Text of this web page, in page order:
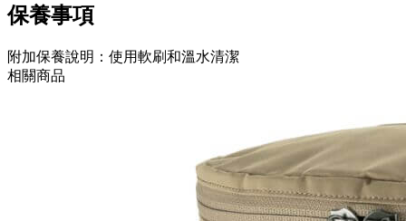
保養事項
附加保養說明：使用軟刷和溫水清潔
相關商品